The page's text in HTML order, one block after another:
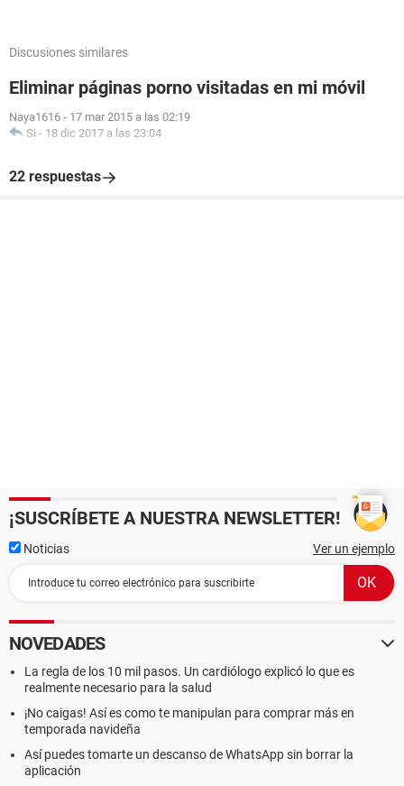
Discusiones similares
Eliminar páginas porno visitadas en mi móvil
Naya1616 - 17 mar 2015 a las 02:19
Si - 18 dic 2017 a las 23:04
22 respuestas
¡SUSCRÍBETE A NUESTRA NEWSLETTER!
Noticias Ver un ejemplo
NOVEDADES
La regla de los 10 mil pasos. Un cardiólogo explicó lo que es
realmente necesario para la salud
¡No caigas! Así es como te manipulan para comprar más en
temporada navideña
Así puedes tomarte un descanso de WhatsApp sin borrar la
aplicación